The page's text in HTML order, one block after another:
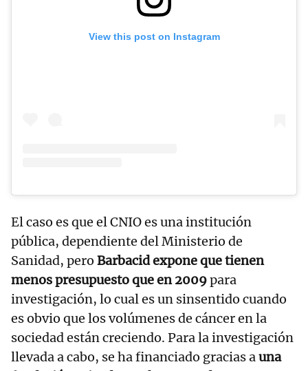
View this post on Instagram
El caso es que el CNIO es una institución
pública, dependiente del Ministerio de
Sanidad, pero Barbacid expone que tienen
menos presupuesto que en 2009para
investigación, lo cual es un sinsentido cuando
es obvio que los volúmenes de cáncer en la
sociedad están creciendo. Para la investigación
llevada a cabo, se ha financiado gracias auna